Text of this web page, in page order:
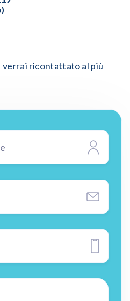
verrai ricontattato al più